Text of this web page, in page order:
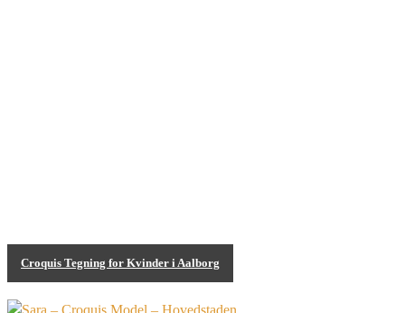
Croquis aftener
Croquis Tegning for Kvinder i Aalborg